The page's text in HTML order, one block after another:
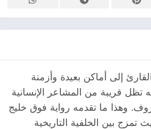
إلى أماكن بعيدة وأزمنة
تظل قريبة من المشاعر الإنسانية
وهذا ما تقدمه رواية فوق خليج
تمزج بين الخلفية التاريخية